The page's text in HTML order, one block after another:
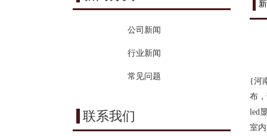
公司新闻
行业新闻
常见问题
联系我们
{河
布
led
室